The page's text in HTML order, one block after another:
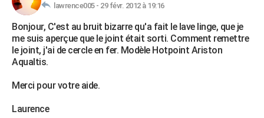
Mobiles
Meilleur smartphone
Internet
Ordinateurs
Jeux vidéo
Guide high-tech
BRICOLAGE
Forum
Aménagement intérieur
Extérieur
Cuisine
Salle de bains
Jardinage
Rangement
WEEK-END
Guides de France
Escapades
Patrimoine
Expositions
Musées
Week-end nature
+LIFESTYLE
Art de vivre
Bien-être
Loisirs
Mode
Modes de vie
SANTE
Alimentation
Guide de la santé
Maladies
Médicaments
Sommeil
VOYAGE
lawrence005 - 29 févr. 2012 à 19:16
Bonjour, C'est au bruit bizarre qu'a fait le lave linge, que je
me suis aperçue que le joint était sorti. Comment remettre
le joint, j'ai de cercle en fer. Modèle Hotpoint Ariston
Aqualtis.
Merci pour votre aide.
Laurence